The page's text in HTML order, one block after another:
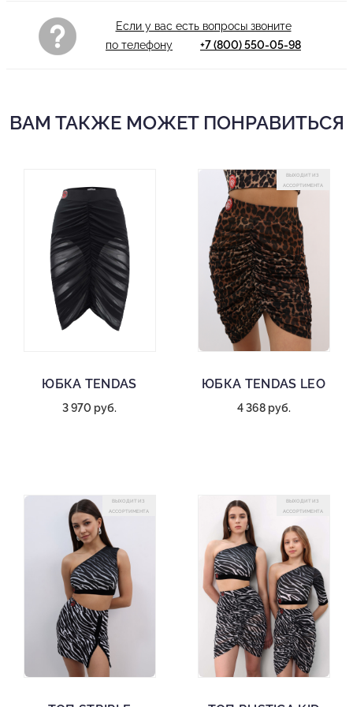
горизонтально вдали от батарейЕсли у вас есть вопросы звоните
по телефону
+7 (800) 550-05-98
ВАМ ТАКЖЕ МОЖЕТ ПОНРАВИТЬСЯ
ЮБКА TENDAS
3 970 руб.
ВЫХОДИТ ИЗ
АССОРТИМЕНТА
ЮБКА TENDAS LEO
4 368 руб.
ВЫХОДИТ ИЗ
АССОРТИМЕНТА
ВЫХОДИТ ИЗ
АССОРТИМЕНТА